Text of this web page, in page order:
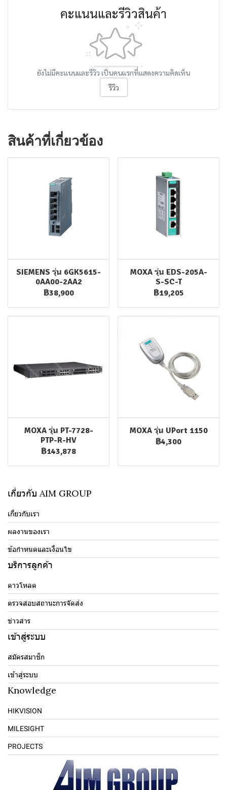
คะแนนและรีวิวสินค้า
ยังไม่มีคะแนนและรีวิว เป็นคนแรกที่แสดงความคิดเห็น
รีวิว
สินค้าที่เกี่ยวข้อง
SIEMENS รุ่น 6GK5615-
0AA00-2AA2
฿38,900
MOXA รุ่น EDS-205A-
S-SC-T
฿19,205
MOXA รุ่น PT-7728-
PTP-R-HV
฿143,878
MOXA รุ่น UPort 1150
฿4,300
เกี่ยวกับ AIM GROUP
เกี่ยวกับเรา
ผลงานของเรา
ข้อกำหนดและเงื่อนไข
บริการลูกค้า
ดาวโหลด
ตรวจสอบสถานะการจัดส่ง
ข่าวสาร
เข้าสู่ระบบ
สมัครสมาชิก
เข้าสู่ระบบ
Knowledge
HIKVISION
MILESIGHT
PROJECTS